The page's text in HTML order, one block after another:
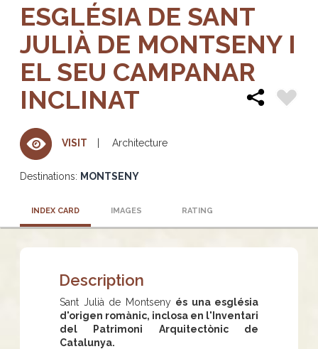
ESGLÉSIA DE SANT
JULIÀ DE MONTSENY I
EL SEU CAMPANAR
INCLINAT
VISIT Architecture
Destinations: MONTSENY
INDEX CARD IMAGES RATING
Description
Sant Julià de Montseny és una església
d'origen romànic, inclosa en l'Inventari
del Patrimoni Arquitectònic de
Catalunya.